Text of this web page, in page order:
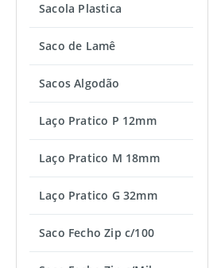
Sacola Plastica
Saco de Lamê
Sacos Algodão
Laço Pratico P 12mm
Laço Pratico M 18mm
Laço Pratico G 32mm
Saco Fecho Zip c/100